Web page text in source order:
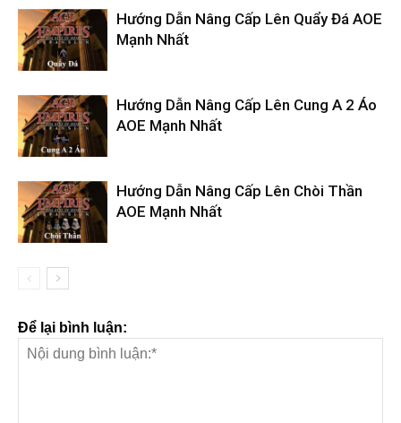
Hướng Dẫn Nâng Cấp Lên Quẩy Đá AOE
Mạnh Nhất
Hướng Dẫn Nâng Cấp Lên Cung A 2 Áo
AOE Mạnh Nhất
Hướng Dẫn Nâng Cấp Lên Chòi Thần
AOE Mạnh Nhất
Để lại bình luận: